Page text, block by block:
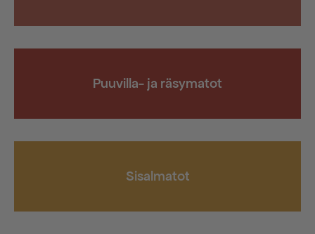
Puuvilla- ja räsymatot
Sisalmatot